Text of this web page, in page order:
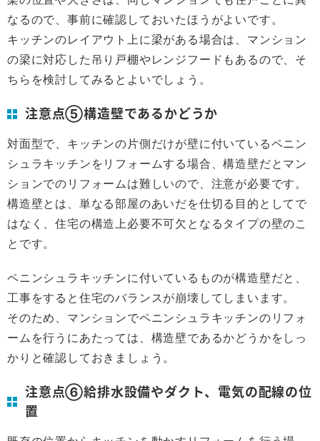
なるので、事前に確認しておいたほうがよいです。
キッチンのレイアウト上に梁がある場合は、マンション
の梁に対応した吊り戸棚やレンジフードもあるので、そ
ちらを検討してみるとよいでしょう。
注意点⑤構造壁であるかどうか
対面型で、キッチンの片側だけが壁に付いているペニン
シュラキッチンをリフォームする場合、構造壁だとマン
ションでのリフォームは難しいので、注意が必要です。
構造壁とは、単なる部屋のあいだを仕切る目的としてで
はなく、住宅の構造上必要不可欠となるタイプの壁のこ
とです。
ペニンシュラキッチンに付いているものが構造壁だと、
工事をすると住宅のバランスが崩壊してしまいます。
そのため、マンションでペニンシュラキッチンのリフォ
ームを行うにあたっては、構造壁であるかどうかをしっ
かりと確認しておきましょう。
注意点⑥給排水設備やダクト、電気の配線の位
置